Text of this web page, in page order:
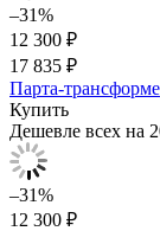
–31%
12 300 ₽
17 835 ₽
Парта-
Купить
Дешевле всех на
–31%
12 300 ₽